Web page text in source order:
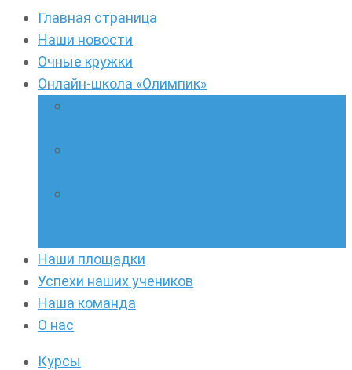
Главная страница
Наши новости
Очные кружки
Онлайн-школа «Олимпик»
Наши площадки
Успехи наших учеников
Наша команда
О нас
Курсы